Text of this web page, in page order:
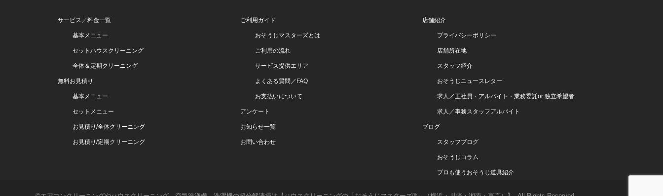
サービス／料金一覧
基本メニュー
セットハウスクリーニング
全体＆定期クリーニング
無料お見積り
基本メニュー
セットメニュー
お見積り/全体クリーニング
お見積り/定期クリーニング
ご利用ガイド
おそうじマスターズとは
ご利用の流れ
サービス提供エリア
よくある質問／FAQ
お支払いについて
アンケート
お知らせ一覧
お問い合わせ
店舗紹介
プライバシーポリシー
店舗所在地
スタッフ紹介
おそうじニュースレター
求人／正社員・アルバイト・業務委託or 独立希望者
求人／事務スタッフアルバイト
ブログ
スタッフブログ
おそうじコラム
プロも使うおそうじ道具紹介